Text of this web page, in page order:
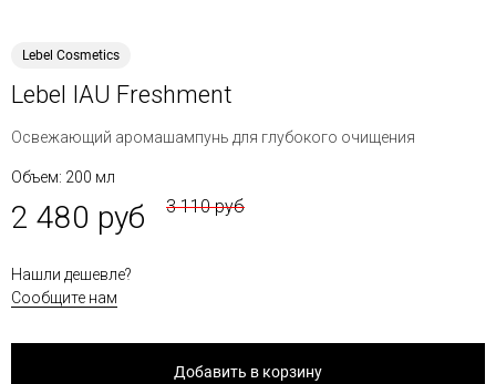
Lebel Cosmetics
Lebel IAU Freshment
Освежающий аромашампунь для глубокого очищения
Объем: 200 мл
2 480 руб 3 110 руб
Нашли дешевле?
Сообщите нам
Добавить в корзину